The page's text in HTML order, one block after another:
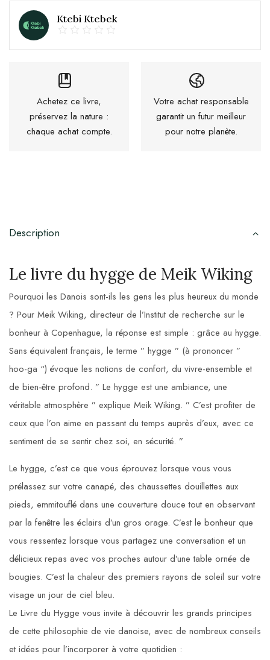
Ktebi Ktebek
Achetez ce livre,
préservez la nature :
chaque achat compte.
Votre achat responsable
garantit un futur meilleur
pour notre planète.
Description
Le livre du hygge de Meik Wiking
Pourquoi les Danois sont-ils les gens les plus heureux du monde
? Pour Meik Wiking, directeur de l’Institut de recherche sur le
bonheur à Copenhague, la réponse est simple : grâce au hygge.
Sans équivalent français, le terme ” hygge ” (à prononcer ”
hoo-ga “) évoque les notions de confort, du vivre-ensemble et
de bien-être profond. ” Le hygge est une ambiance, une
véritable atmosphère ” explique Meik Wiking. ” C’est profiter de
ceux que l’on aime en passant du temps auprès d’eux, avec ce
sentiment de se sentir chez soi, en sécurité. ”
Le hygge, c’est ce que vous éprouvez lorsque vous vous
prélassez sur votre canapé, des chaussettes douillettes aux
pieds, emmitouflé dans une couverture douce tout en observant
par la fenêtre les éclairs d’un gros orage. C’est le bonheur que
vous ressentez lorsque vous partagez une conversation et un
délicieux repas avec vos proches autour d’une table ornée de
bougies. C’est la chaleur des premiers rayons de soleil sur votre
visage un jour de ciel bleu.
Le Livre du Hygge vous invite à découvrir les grands principes
de cette philosophie de vie danoise, avec de nombreux conseils
et idées pour l’incorporer à votre quotidien :